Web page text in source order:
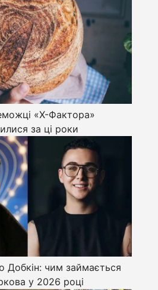
«Х-Фактора»
за ці роки
Добкін: чим займається
у 2026 році